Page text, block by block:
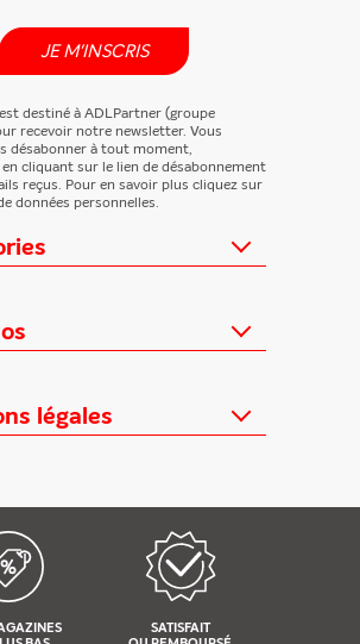
SATISFAIT
magazines
nous ?
offerte
FAE devient France
sociaux
légales
de données personnelles
cadeaux
de cookies
concours
JE M'INSCRIS
destiné à ADLPartner (groupe
recevoir notre newsletter. Vous
désabonner à tout moment,
cliquant sur le lien de désabonnement
reçus. Pour en savoir plus cliquez sur
données personnelles.